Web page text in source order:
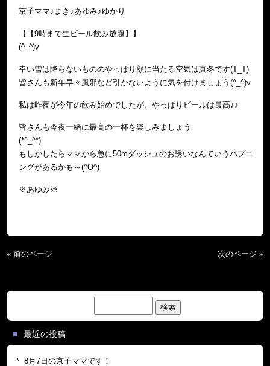
京子ママ♪まき♪あゆみ♪ゆかり
【【9時まで生ビール飲み放題】】
(^_^)v
幸い雪は降らないもののやっぱり顔に当たる空気は真冬です(T_T)
皆さんも新年早々風邪など引かないように気を付けましょう(^_^)v
私は昨夜が今年の飲み始めでしたが、やっぱりビールは最高♪♪
皆さんも今夜一緒に最高の一杯を楽しみましょう
(*^_^*)
もしかしたらママから急に50mダッシュのお誘いなんていうハプニ
ングがあるかも～(^O^)
※あゆみ※
« 前のページ 次のページ »
索:
最近の投稿
8月7日の京子ママです！